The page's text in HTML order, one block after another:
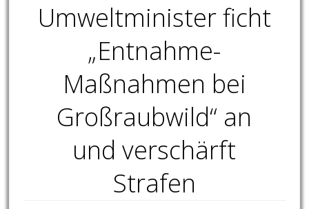
Umweltminister ficht
„Entnahme-
Maßnahmen bei
Großraubwild“ an
und verschärft
Strafen